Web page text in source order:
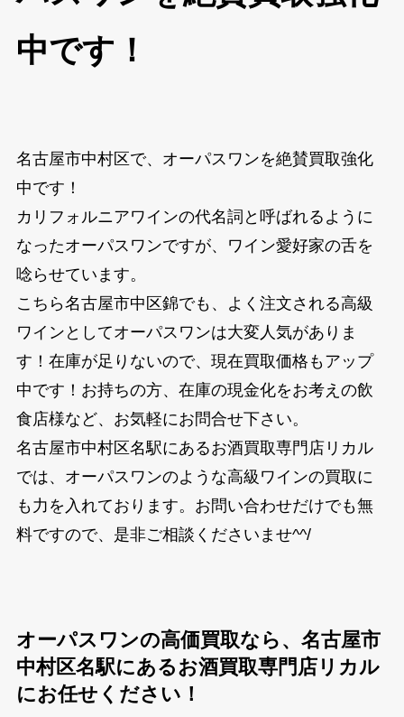
中です！
名古屋市中村区で、オーパスワンを絶賛買取強化
中です！
カリフォルニアワインの代名詞と呼ばれるように
なったオーパスワンですが、ワイン愛好家の舌を
唸らせています。
こちら名古屋市中区錦でも、よく注文される高級
ワインとしてオーパスワンは大変人気がありま
す！在庫が足りないので、現在買取価格もアップ
中です！お持ちの方、在庫の現金化をお考えの飲
食店様など、お気軽にお問合せ下さい。
名古屋市中村区名駅にあるお酒買取専門店リカル
では、オーパスワンのような高級ワインの買取に
も力を入れております。お問い合わせだけでも無
料ですので、是非ご相談くださいませ^^/
オーパスワンの高価買取なら、名古屋市
中村区名駅にあるお酒買取専門店リカル
にお任せください！